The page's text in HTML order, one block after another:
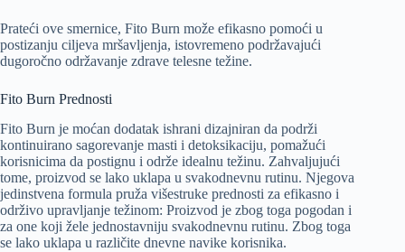
Prateći ove smernice, Fito Burn može efikasno pomoći u
postizanju ciljeva mršavljenja, istovremeno podržavajući
dugoročno održavanje zdrave telesne težine.
Fito Burn Prednosti
Fito Burn je moćan dodatak ishrani dizajniran da podrži
kontinuirano sagorevanje masti i detoksikaciju, pomažući
korisnicima da postignu i održe idealnu težinu. Zahvaljujući
tome, proizvod se lako uklapa u svakodnevnu rutinu. Njegova
jedinstvena formula pruža višestruke prednosti za efikasno i
održivo upravljanje težinom: Proizvod je zbog toga pogodan i
za one koji žele jednostavniju svakodnevnu rutinu. Zbog toga
se lako uklapa u različite dnevne navike korisnika.